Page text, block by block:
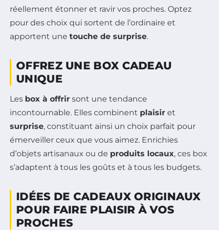
réellement étonner et ravir vos proches. Optez
pour des choix qui sortent de l’ordinaire et
apportent une touche de surprise.
OFFREZ UNE BOX CADEAU
UNIQUE
Les box à offrir sont une tendance
incontournable. Elles combinent plaisir et
surprise, constituant ainsi un choix parfait pour
émerveiller ceux que vous aimez. Enrichies
d’objets artisanaux ou de produits locaux, ces box
s’adaptent à tous les goûts et à tous les budgets.
IDÉES DE CADEAUX ORIGINAUX
POUR FAIRE PLAISIR À VOS
PROCHES